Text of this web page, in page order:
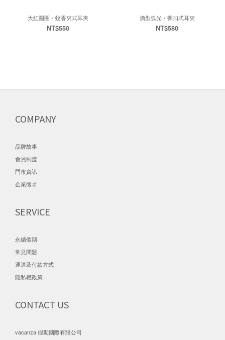
大紅圈圈・蚊香夾式耳夾
NT$550
滴型弧光・彈扣式耳夾
NT$580
COMPANY
品牌故事
會員制度
門市資訊
企業徵才
SERVICE
永續假期
常見問題
運送及付款方式
隱私權政策
CONTACT US
vacanza 假期國際有限公司